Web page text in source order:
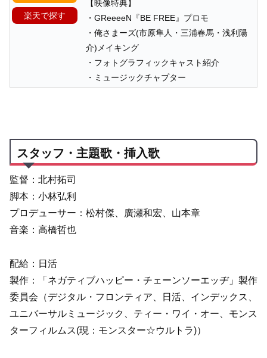
楽天で探す
【映像特典】
・GReeeeN『BE FREE』プロモ
・俺さまーズ(市原隼人・三浦春馬・浅利陽
介)メイキング
・フォトグラフィックキャスト紹介
・ミュージックチャプター
スタッフ・主題歌・挿入歌
監督：北村拓司
脚本：小林弘利
プロデューサー：松村傑、廣瀬和宏、山本章
音楽：高橋哲也
配給：日活
製作：「ネガティブハッピー・チェーンソーエッヂ」製作
委員会（デジタル・フロンティア、日活、インデックス、
ユニバーサルミュージック、ティー・ワイ・オー、モンス
ターフィルムス(現：モンスター☆ウルトラ)）